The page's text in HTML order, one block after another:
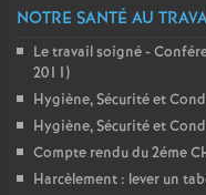
NOTRE SANTÉ AU
Le travail soigné -
2011)
Hygiène, Sécurité et
Hygiène, Sécurité et
Compte rendu du 2éme
Harcèlement : lever un